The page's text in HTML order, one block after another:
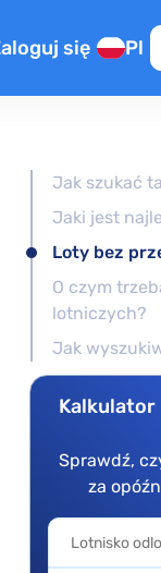
na lot przesiadkowy
/ PL
lot
locie
się Pl
Jak szukać
Jaki jest
Loty bez
O czym
lotniczych?
Jak
Kalkulator
Sprawdź,
za